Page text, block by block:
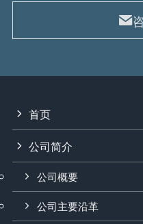
首页
公司简介
公司概要
公司主要沿革